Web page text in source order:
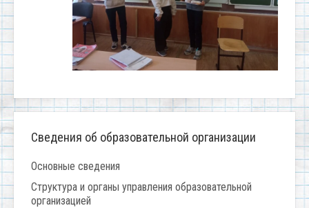
Сведения об образовательной организации
Основные сведения
Структура и органы управления образовательной
организацией